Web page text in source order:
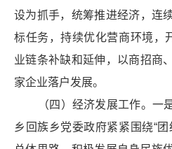
设为抓手，统筹推进经济，连
标任务，持续优化营商环境，
业链条补缺和延伸，以商招商
家企业落户发展。
（四） 经济发展工作。一
乡回族乡党委政府紧紧围绕“